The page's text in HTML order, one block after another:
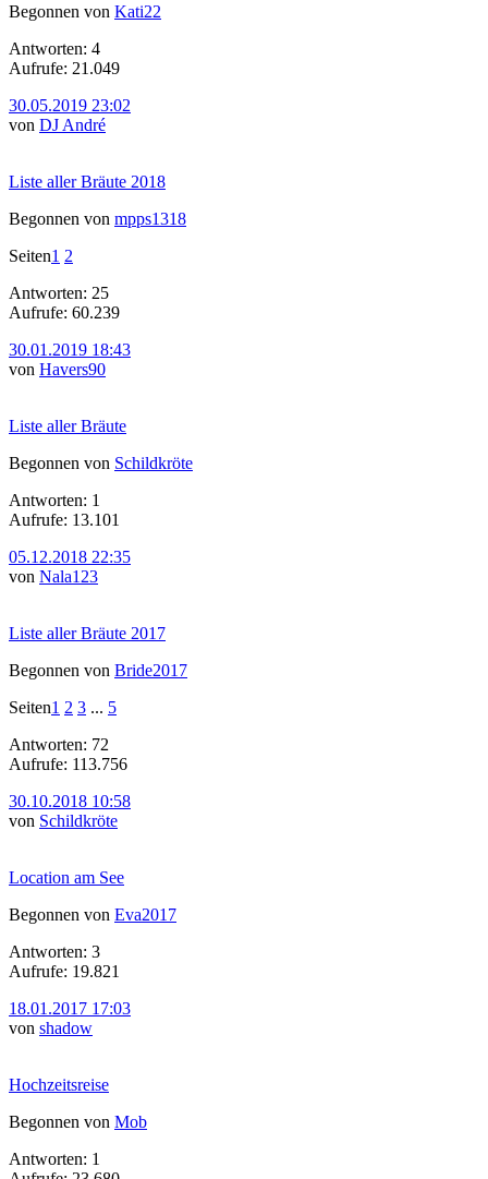
Begonnen von Kati22
Antworten: 4
Aufrufe: 21.049
30.05.2019 23:02
von DJ André
Liste aller Bräute 2018
Begonnen von mpps1318
Seiten1 2
Antworten: 25
Aufrufe: 60.239
30.01.2019 18:43
von Havers90
Liste aller Bräute
Begonnen von Schildkröte
Antworten: 1
Aufrufe: 13.101
05.12.2018 22:35
von Nala123
Liste aller Bräute 2017
Begonnen von Bride2017
Seiten1 2 3 ... 5
Antworten: 72
Aufrufe: 113.756
30.10.2018 10:58
von Schildkröte
Location am See
Begonnen von Eva2017
Antworten: 3
Aufrufe: 19.821
18.01.2017 17:03
von shadow
Hochzeitsreise
Begonnen von Mob
Antworten: 1